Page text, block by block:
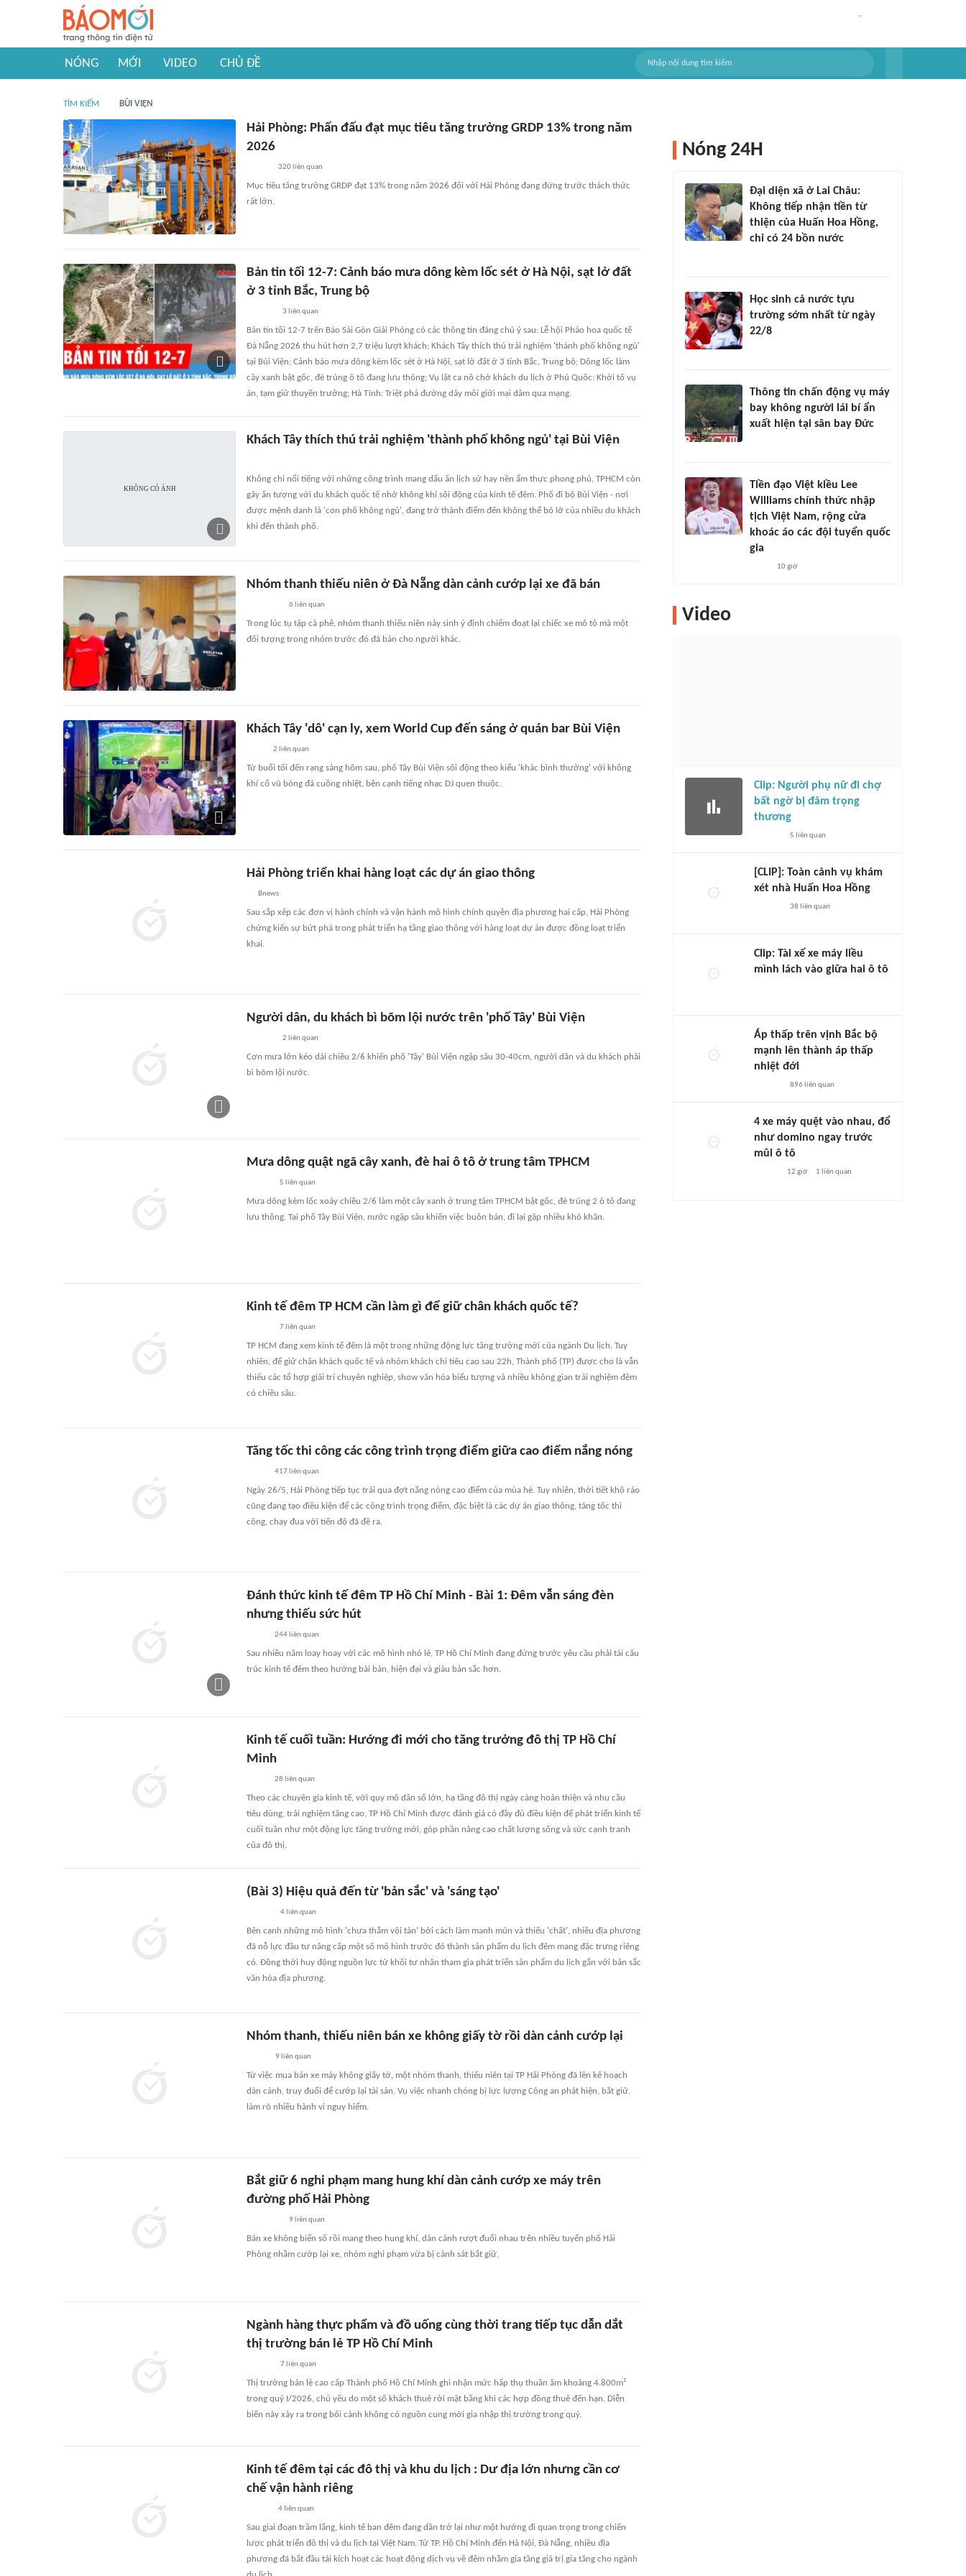
NÓNG MỚI VIDEO CHỦ ĐỀ
TÌM KIẾM BÙI VIỆN
Hải Phòng: Phấn đấu đạt mục tiêu tăng trưởng GRDP 13% trong năm
2026
320liên quan
Mục tiêu tăng trưởng GRDP đạt 13% trong năm 2026 đối với Hải Phòng đang đứng trước thách thức
rất lớn.
Bản tin tối 12-7: Cảnh báo mưa dông kèm lốc sét ở Hà Nội, sạt lở đất
ở 3 tỉnh Bắc, Trung bộ
3 liên quan
Bản tin tối 12-7 trên Báo Sài Gòn Giải Phóng có các thông tin đáng chú ý sau: Lễ hội Pháo hoa quốc tế
Đà Nẵng 2026 thu hút hơn 2,7 triệu lượt khách; Khách Tây thích thú trải nghiệm 'thành phố không ngủ'
tại Bùi Viện; Cảnh báo mưa dông kèm lốc sét ở Hà Nội, sạt lở đất ở 3 tỉnh Bắc, Trung bộ; Dông lốc làm
cây xanh bật gốc, đè trúng ô tô đang lưu thông; Vụ lật ca nô chở khách du lịch ở Phú Quốc: Khởi tố vụ
án, tạm giữ thuyền trưởng; Hà Tĩnh: Triệt phá đường dây môi giới mại dâm qua mạng.
Khách Tây thích thú trải nghiệm 'thành phố không ngủ' tại Bùi Viện
Không chỉ nổi tiếng với những công trình mang dấu ấn lịch sử hay nền ẩm thực phong phú, TPHCM còn
gây ấn tượng với du khách quốc tế nhờ không khí sôi động của kinh tế đêm. Phố đi bộ Bùi Viện - nơi
được mệnh danh là 'con phố không ngủ', đang trở thành điểm đến không thể bỏ lỡ của nhiều du khách
khi đến thành phố.
Nhóm thanh thiếu niên ở Đà Nẵng dàn cảnh cướp lại xe đã bán
6 liên quan
Trong lúc tụ tập cà phê, nhóm thanh thiếu niên nảy sinh ý định chiếm đoạt lại chiếc xe mô tô mà một
đối tượng trong nhóm trước đó đã bán cho người khác.
Khách Tây 'dô' cạn ly, xem World Cup đến sáng ở quán bar Bùi Viện
2 liên quan
Từ buổi tối đến rạng sáng hôm sau, phố Tây Bùi Viện sôi động theo kiểu 'khác bình thường' với không
khí cổ vũ bóng đá cuồng nhiệt, bên cạnh tiếng nhạc DJ quen thuộc.
Hải Phòng triển khai hàng loạt các dự án giao thông
Bnews
Sau sắp xếp các đơn vị hành chính và vận hành mô hình chính quyền địa phương hai cấp, Hải Phòng
chứng kiến sự bứt phá trong phát triển hạ tầng giao thông với hàng loạt dự án được đồng loạt triển
khai.
Người dân, du khách bì bõm lội nước trên 'phố Tây' Bùi Viện
2 liên quan
Cơn mưa lớn kéo dài chiều 2/6 khiến phố 'Tây' Bùi Viện ngập sâu 30-40cm, người dân và du khách phải
bì bõm lội nước.
Mưa dông quật ngã cây xanh, đè hai ô tô ở trung tâm TPHCM
5 liên quan
Mưa dông kèm lốc xoáy chiều 2/6 làm một cây xanh ở trung tâm TPHCM bật gốc, đè trúng 2 ô tô đang
lưu thông. Tại phố Tây Bùi Viện, nước ngập sâu khiến việc buôn bán, đi lại gặp nhiều khó khăn.
Kinh tế đêm TP HCM cần làm gì để giữ chân khách quốc tế?
7liên quan
TP HCM đang xem kinh tế đêm là một trong những động lực tăng trưởng mới của ngành Du lịch. Tuy
nhiên, để giữ chân khách quốc tế và nhóm khách chi tiêu cao sau 22h, Thành phố (TP) được cho là vẫn
thiếu các tổ hợp giải trí chuyên nghiệp, show văn hóa biểu tượng và nhiều không gian trải nghiệm đêm
có chiều sâu.
Tăng tốc thi công các công trình trọng điểm giữa cao điểm nắng nóng
417 liên quan
Ngày 26/5, Hải Phòng tiếp tục trải qua đợt nắng nóng cao điểm của mùa hè. Tuy nhiên, thời tiết khô ráo
cũng đang tạo điều kiện để các công trình trọng điểm, đặc biệt là các dự án giao thông, tăng tốc thi
công, chạy đua với tiến độ đã đề ra.
Đánh thức kinh tế đêm TP Hồ Chí Minh - Bài 1: Đêm vẫn sáng đèn
nhưng thiếu sức hút
244 liên quan
Sau nhiều năm loay hoay với các mô hình nhỏ lẻ, TP Hồ Chí Minh đang đứng trước yêu cầu phải tái cấu
trúc kinh tế đêm theo hướng bài bản, hiện đại và giàu bản sắc hơn.
Kinh tế cuối tuần: Hướng đi mới cho tăng trưởng đô thị TP Hồ Chí
Minh
28 liên quan
Theo các chuyên gia kinh tế, với quy mô dân số lớn, hạ tầng đô thị ngày càng hoàn thiện và nhu cầu
tiêu dùng, trải nghiệm tăng cao, TP Hồ Chí Minh được đánh giá có đầy đủ điều kiện để phát triển kinh tế
cuối tuần như một động lực tăng trưởng mới, góp phần nâng cao chất lượng sống và sức cạnh tranh
của đô thị.
(Bài 3) Hiệu quả đến từ 'bản sắc' và 'sáng tạo'
4liên quan
Bên cạnh những mô hình 'chưa thắm vội tàn' bởi cách làm manh mún và thiếu 'chất', nhiều địa phương
đã nỗ lực đầu tư nâng cấp một số mô hình trước đó thành sản phẩm du lịch đêm mang đặc trưng riêng
có. Đồng thời huy động nguồn lực từ khối tư nhân tham gia phát triển sản phẩm du lịch gắn với bản sắc
văn hóa địa phương.
Nhóm thanh, thiếu niên bán xe không giấy tờ rồi dàn cảnh cướp lại
9 liên quan
Từ việc mua bán xe máy không giấy tờ, một nhóm thanh, thiếu niên tại TP Hải Phòng đã lên kế hoạch
dàn cảnh, truy đuổi để cướp lại tài sản. Vụ việc nhanh chóng bị lực lượng Công an phát hiện, bắt giữ,
làm rõ nhiều hành vi nguy hiểm.
Bắt giữ 6 nghi phạm mang hung khí dàn cảnh cướp xe máy trên
đường phố Hải Phòng
9 liên quan
Bán xe không biển số rồi mang theo hung khí, dàn cảnh rượt đuổi nhau trên nhiều tuyến phố Hải
Phòng nhằm cướp lại xe, nhóm nghi phạm vừa bị cảnh sát bắt giữ.
Ngành hàng thực phẩm và đồ uống cùng thời trang tiếp tục dẫn dắt
thị trường bán lẻ TP Hồ Chí Minh
7 liên quan
Thị trường bán lẻ cao cấp Thành phố Hồ Chí Minh ghi nhận mức hấp thụ thuần âm khoảng 4.800m²
trong quý I/2026, chủ yếu do một số khách thuê rời mặt bằng khi các hợp đồng thuê đến hạn. Diễn
biến này xảy ra trong bối cảnh không có nguồn cung mới gia nhập thị trường trong quý.
Kinh tế đêm tại các đô thị và khu du lịch : Dư địa lớn nhưng cần cơ
chế vận hành riêng
4 liên quan
Sau giai đoạn trầm lắng, kinh tế ban đêm đang dần trở lại như một hướng đi quan trọng trong chiến
lược phát triển đô thị và du lịch tại Việt Nam. Từ TP. Hồ Chí Minh đến Hà Nội, Đà Nẵng, nhiều địa
phương đã bắt đầu tái kích hoạt các hoạt động dịch vụ về đêm nhằm gia tăng giá trị gia tăng cho ngành
Nóng 24H
Đại diện xã ở Lai Châu:
Không tiếp nhận tiền từ
thiện của Huấn Hoa Hồng,
chỉ có 24 bồn nước
Học sinh cả nước tựu
trường sớm nhất từ ngày
22/8
Thông tin chấn động vụ máy
bay không người lái bí ẩn
xuất hiện tại sân bay Đức
Tiền đạo Việt kiều Lee
Williams chính thức nhập
tịch Việt Nam, rộng cửa
khoác áo các đội tuyển quốc
gia
10 giờ
Video
Clip: Người phụ nữ đi chợ
bất ngờ bị đâm trọng
thương
5 liên quan
[CLIP]: Toàn cảnh vụ khám
xét nhà Huấn Hoa Hồng
38 liên quan
Clip: Tài xế xe máy liều
mình lách vào giữa hai ô tô
Áp thấp trên vịnh Bắc bộ
mạnh lên thành áp thấp
nhiệt đới
896 liên quan
4 xe máy quệt vào nhau, đổ
như domino ngay trước
mũi ô tô
12 giờ 1 liên quan